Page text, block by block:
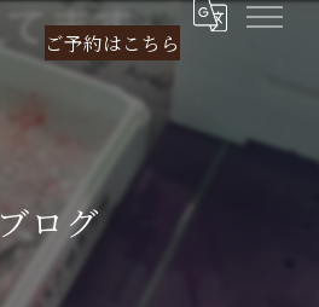
ご予約はこちら
ブログ